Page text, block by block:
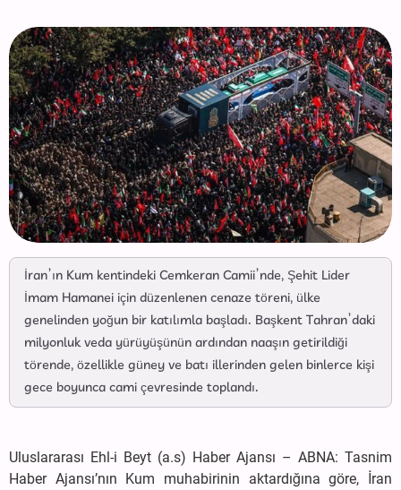
İran’ın Kum kentindeki Cemkeran Camii’nde, Şehit Lider
İmam Hamanei için düzenlenen cenaze töreni, ülke
genelinden yoğun bir katılımla başladı. Başkent Tahran’daki
milyonluk veda yürüyüşünün ardından naaşın getirildiği
törende, özellikle güney ve batı illerinden gelen binlerce kişi
gece boyunca cami çevresinde toplandı.
Uluslararası Ehl-i Beyt (a.s) Haber Ajansı – ABNA: Tasnim
Haber Ajansı’nın Kum muhabirinin aktardığına göre, İran